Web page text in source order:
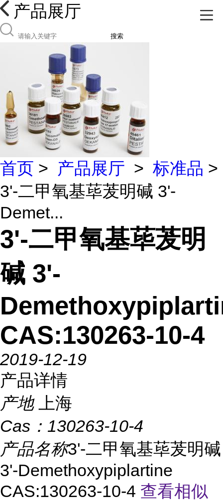
产品展厅
搜索
首页 > 产品展厅 > 标准品 >
3'-二甲氧基荜茇明碱 3'-
Demet...
3'-二甲氧基荜茇明
碱 3'-
CAS:130263-10-4
2019-12-19
产品详情
产地
上海
Cas： 130263-10-4
产品名称3'-二甲氧基荜茇明碱
3'-Demethoxypiplartine
CAS:130263-10-4 查看相似